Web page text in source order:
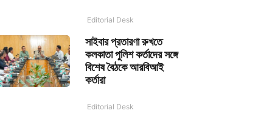
Editorial Desk
সাইবার প্রতারণা রুখতে
কলকাতা পুলিশ কর্তাদের সঙ্গে
বিশেষ বৈঠকে আরবিআই
কর্তারা
Editorial Desk